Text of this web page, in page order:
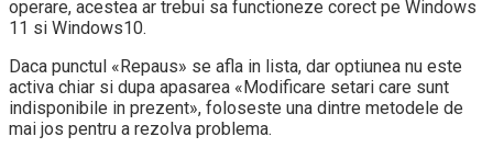
operare, acestea ar trebui sa functioneze corect pe Windows
11 si Windows10.
Daca punctul «Repaus» se afla in lista, dar optiunea nu este
activa chiar si dupa apasarea «Modificare setari care sunt
indisponibile in prezent», foloseste una dintre metodele de
mai jos pentru a rezolva problema.